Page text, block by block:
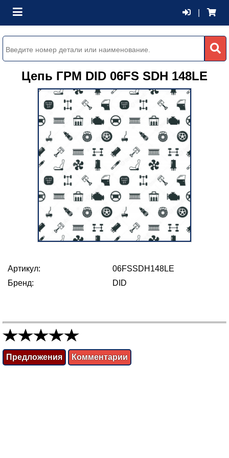
Цепь ГРМ DID 06FS SDH 148LE
Артикул:
06FSSDH148LE
Бренд:
DID
Предложения Комментарии